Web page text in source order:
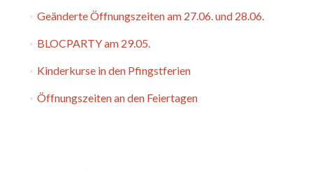
Geänderte Öffnungszeiten am 27.06. und 28.06.
BLOCPARTY am 29.05.
Kinderkurse in den Pfingstferien
Öffnungszeiten an den Feiertagen